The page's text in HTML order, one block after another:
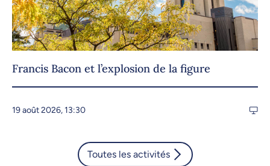
Francis Bacon et l’explosion de la figure
19 août 2026, 13:30
Toutes les activités